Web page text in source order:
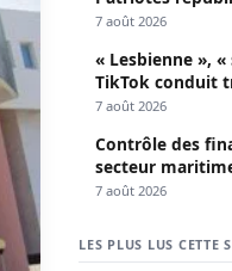
7 août 2026
« Lesbienne »,
TikTok conduit
parquet
7 août 2026
Contrôle des
secteur
convoque une
7 août 2026
LES PLUS LUS CETTE